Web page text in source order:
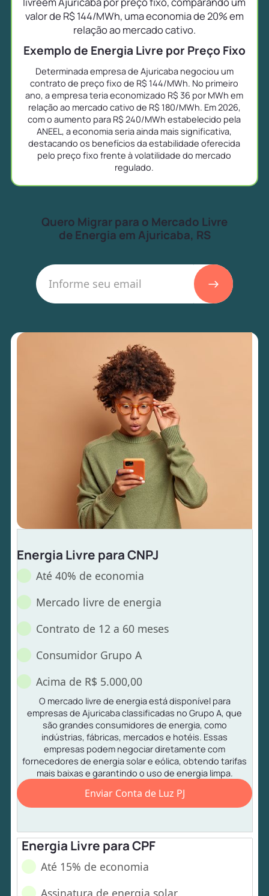
valor de R$ 144/MWh, uma economia de 20% em
relação ao mercado cativo.
Exemplo de Energia Livre por Preço Fixo
Determinada empresa de Ajuricaba negociou um
contrato de preço fixo de R$ 144/MWh. No primeiro
ano, a empresa teria economizado R$ 36 por MWh em
relação ao mercado cativo de R$ 180/MWh. Em 2026,
com o aumento para R$ 240/MWh estabelecido pela
ANEEL, a economia seria ainda mais significativa,
destacando os benefícios da estabilidade oferecida
pelo preço fixo frente à volatilidade do mercado
regulado.
Quero Migrar para o Mercado Livre
de Energia em Ajuricaba, RS
Energia Livre para CNPJ
Até 40% de economia
Mercado livre de energia
Contrato de 12 a 60 meses
Consumidor Grupo A
Acima de R$ 5.000,00
O mercado livre de energia está disponível para
empresas de Ajuricaba classificadas no Grupo A, que
são grandes consumidores de energia, como
indústrias, fábricas, mercados e hotéis. Essas
empresas podem negociar diretamente com
fornecedores de energia solar e eólica, obtendo tarifas
mais baixas e garantindo o uso de energia limpa.
Enviar Conta de Luz PJ
Energia Livre para CPF
Até 15% de economia
Assinatura de energia solar